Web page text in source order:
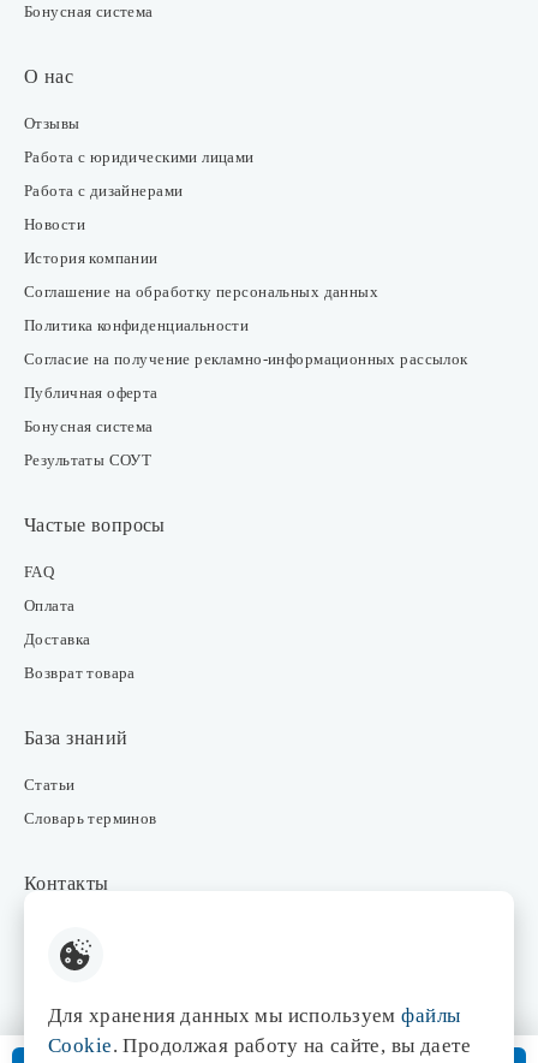
Бонусная система
О нас
Отзывы
Работа с юридическими лицами
Работа с дизайнерами
Новости
История компании
Соглашение на обработку персональных данных
Политика конфиденциальности
Согласие на получение рекламно-информационных рассылок
Публичная оферта
Бонусная система
Результаты СОУТ
Частые вопросы
FAQ
Оплата
Доставка
Возврат товара
База знаний
Статьи
Словарь терминов
Контакты
Интернет-магазин
Отдел маркетинга
Для хранения данных мы используемфайлы
Cookie. Продолжая работу на сайте, вы даете